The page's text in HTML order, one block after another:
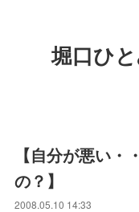
堀口ひ
【自分が悪い
の？】
2008.05.10 14:33